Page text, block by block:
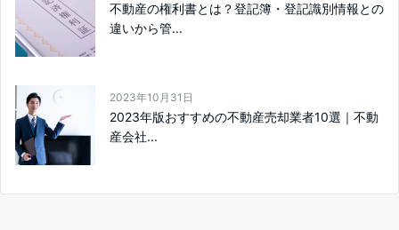
不動産の権利書とは？登記簿・登記識別情報との
違いから管...
2023年10月31日
2023年版おすすめの不動産売却業者10選｜不動
産会社...